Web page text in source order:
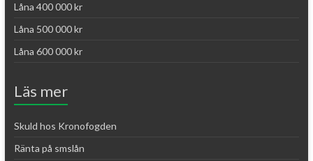
Låna 400 000 kr
Låna 500 000 kr
Låna 600 000 kr
Läs mer
Skuld hos Kronofogden
Ränta på smslån